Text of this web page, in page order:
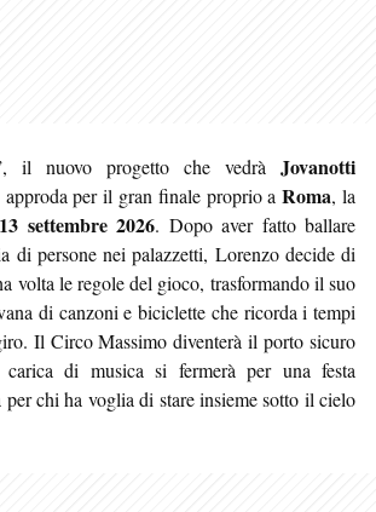
il nuovo progetto che vedrà Jovanotti
approda per il gran finale proprio aRoma, la
settembre 2026. Dopo aver fatto ballare
di persone nei palazzetti, Lorenzo decide di
volta le regole del gioco, trasformando il suo
di canzoni e biciclette che ricorda i tempi
Il Circo Massimo diventerà il porto sicuro
carica di musica si fermerà per una festa
per chi ha voglia di stare insieme sotto il cielo